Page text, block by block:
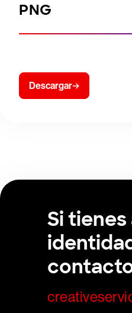
PNG
Descargar
Si